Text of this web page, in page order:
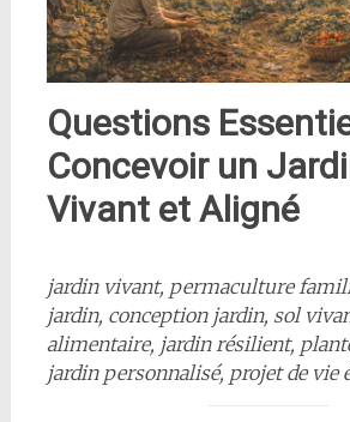
Questions
Concevoir un
Vivant et Aligné
jardin vivant, permaculture
jardin, conception jardin, sol
alimentaire, jardin résilient,
jardin personnalisé, projet de vie